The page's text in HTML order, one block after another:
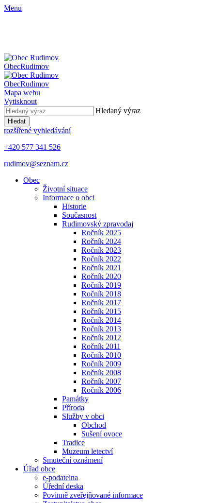
Menu
ObecRudimov
ObecRudimov
Mapa webu
Vytisknout
Hledaný výraz
Hledat
rozšířené vyhledávání
+420 577 341 526
rudimov@seznam.cz
Obec
Životní situace
Informace o obci
Historie
Současnost
Rudimovský zpravodaj
Ročník 2025
Ročník 2024
Ročník 2023
Ročník 2022
Ročník 2021
Ročník 2020
Ročník 2019
Ročník 2018
Ročník 2017
Ročník 2015
Ročník 2014
Ročník 2013
Ročník 2012
Ročník 2011
Ročník 2010
Ročník 2009
Ročník 2008
Ročník 2007
Ročník 2006
Památky
Příroda
Služby v obci
Obchod
Sušení ovoce
Tradice
Muzeum letectví
Smuteční oznámení
Úřad obce
e-podatelna
Úřední deska
Povinně zveřejňované informace